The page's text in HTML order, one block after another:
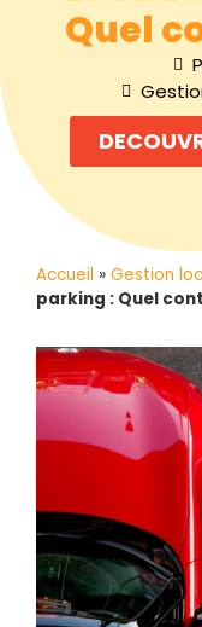
Quel
Accueil » Gestion
parking : Quel